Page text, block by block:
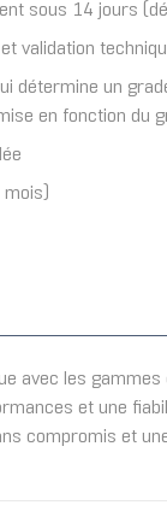
sous 14 jours
validation
détermine un
en fonction du
mois)
avec les gammes
et une
compromis et